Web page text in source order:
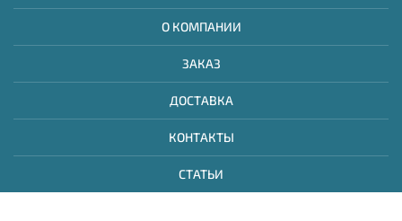
О КОМПАНИИ
ЗАКАЗ
ДОСТАВКА
КОНТАКТЫ
СТАТЬИ